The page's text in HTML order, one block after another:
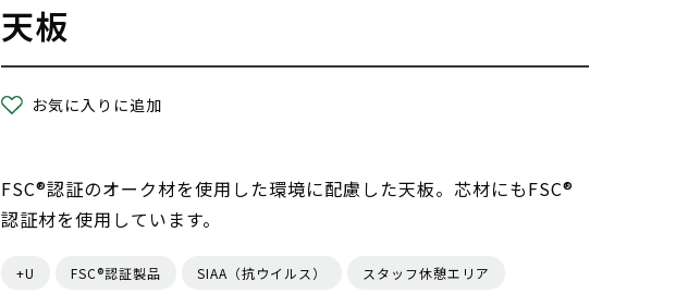
天板
お気に入りに追加
FSC®認証のオーク材を使用した環境に配慮した天板。芯材にもFSC®
認証材を使用しています。
+U FSC®認証製品 SIAA（抗ウイルス） スタッフ休憩エリア